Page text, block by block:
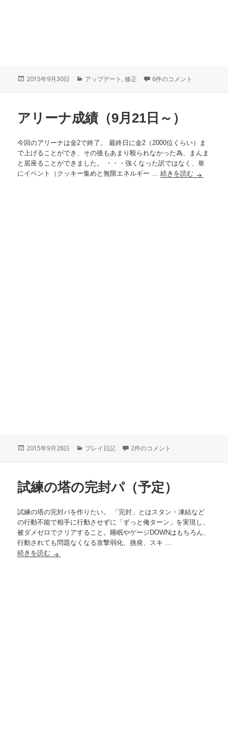
投
2015年9月30日
カ
ー
アップデート ,修正 本日v1.7.6にアップデート
6件のコメント
アリーナ成績（9月21日～）
今回のアリーナは金2で終了。 最終日に金2（2000位くらい）ま
で上げることができ、その後もあまり殴られなかった為、まんま
と居座ることができました。 ・・・強くなった訳ではなく、単
にイベント（クッキー集めと無限エネルギー …続きを読む アリーナ
投
2015年9月28日
カ
ー
プレイ日記 アリーナ成績（9月21日～） への
2件のコメント
試練の塔の完封パ（予定）
試練の塔の完封パを作りたい。 「完封」とはスタン・凍結など
の行動不能で相手に行動させずに「ずっと俺ターン」を実現し、
被ダメゼロでクリアすること。睡眠やゲージDOWNはもちろん、
行動されても問題なくなる攻撃弱化、挑発、スキ …
続きを読む 試練の塔の完封パ（予定）